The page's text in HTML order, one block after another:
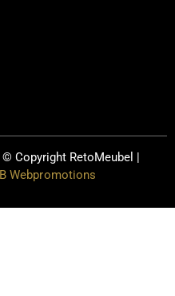
© Copyright RetoMeubel |
Webpromotions